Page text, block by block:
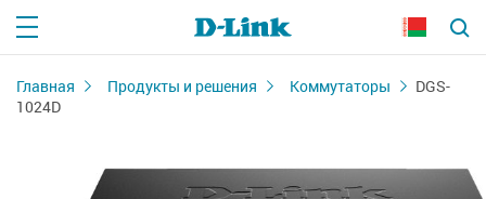
Главная Продукты и решения Коммутаторы
DGS-
1024D